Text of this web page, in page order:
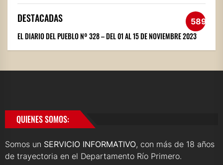
DESTACADAS 589
EL DIARIO DEL PUEBLO Nº 328 – DEL 01 AL 15 DE NOVIEMBRE 2023
QUIENES SOMOS:
Somos un SERVICIO INFORMATIVO, con más de 18 años
de trayectoria en el Departamento Río Primero.